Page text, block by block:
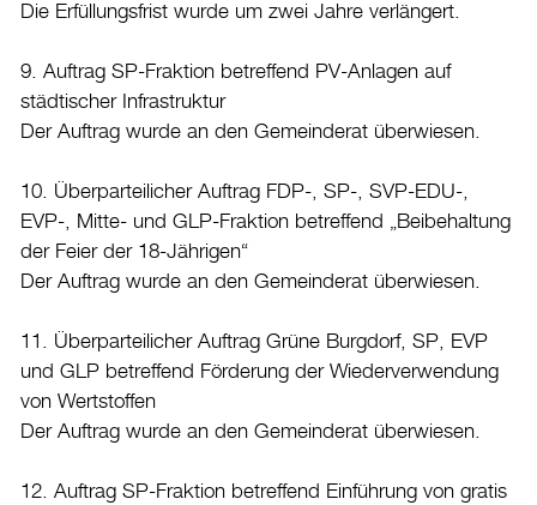
Die Erfüllungsfrist wurde um zwei Jahre verlängert.
9. Auftrag SP-Fraktion betreffend PV-Anlagen auf
städtischer Infrastruktur
Der Auftrag wurde an den Gemeinderat überwiesen.
10. Überparteilicher Auftrag FDP-, SP-, SVP-EDU-,
EVP-, Mitte- und GLP-Fraktion betreffend „Beibehaltung
der Feier der 18-Jährigen“
Der Auftrag wurde an den Gemeinderat überwiesen.
11. Überparteilicher Auftrag Grüne Burgdorf, SP, EVP
und GLP betreffend Förderung der Wiederverwendung
von Wertstoffen
Der Auftrag wurde an den Gemeinderat überwiesen.
12. Auftrag SP-Fraktion betreffend Einführung von gratis